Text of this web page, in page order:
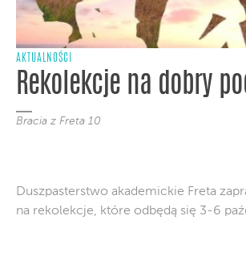
AKTUALNOŚCI
Rekolekcje na dobry
Bracia z Freta 10
Duszpasterstwo akademickie Freta
na rekolekcje, które odbędą się 3-6